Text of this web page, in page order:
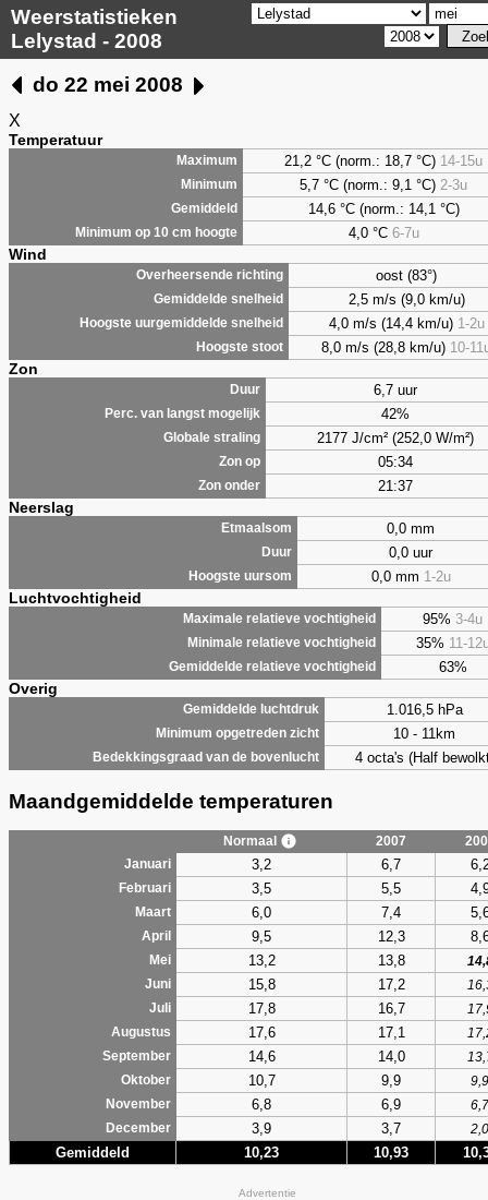
Weerstatistieken
Lelystad - 2008
do 22 mei 2008
X
Temperatuur
Maximum 21,2 °C (norm.: 18,7 °C) 14-15u
Minimum 5,7 °C (norm.: 9,1 °C) 2-3u
Gemiddeld 14,6 °C (norm.: 14,1 °C)
Minimum op 10 cm hoogte 4,0°C 6-7u
Wind
Overheersende richting oost (83°)
Gemiddelde snelheid 2,5 m/s (9,0 km/u)
Hoogste uurgemiddelde snelheid 4,0 m/s (14,4 km/u) 1-2u
Hoogste stoot 8,0 m/s (28,8 km/u) 10-
Zon
Duur 6,7 uur
Perc. van langst mogelijk 42%
Globale straling 2177 J/cm² (252,0 W/m²)
Zon op 05:34
Zon onder 21:37
Neerslag
Etmaalsom 0,0 mm
Duur 0,0 uur
Hoogste uursom 0,0 mm 1-2u
Luchtvochtigheid
Maximale relatieve vochtigheid 95% 3-4u
Minimale relatieve vochtigheid 35% 11-
Gemiddelde relatieve vochtigheid 63%
Overig
Gemiddelde luchtdruk 1.016,5 hPa
Minimum opgetreden zicht 10 - 11km
Bedekkingsgraad van de bovenlucht 4 octa's (Half
Maandgemiddelde temperaturen
Normaal 2007
Januari
3,2 6,7
Februari 3,5 5,5
Maart 6,0 7,4
April 9,5 12,3
Mei 13,2 13,8
Juni
15,8 17,2
Juli
17,8 16,7
Augustus
17,6 17,1
September
14,6 14,0
Oktober
10,7 9,9
9,9
November
6,8 6,9
6,7
December
3,9 3,7 2,0
Gemiddeld 10,23 10,93
Advertentie